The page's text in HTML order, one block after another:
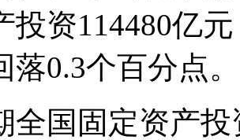
投资114480亿
落0.3个百分点。
固定资产投